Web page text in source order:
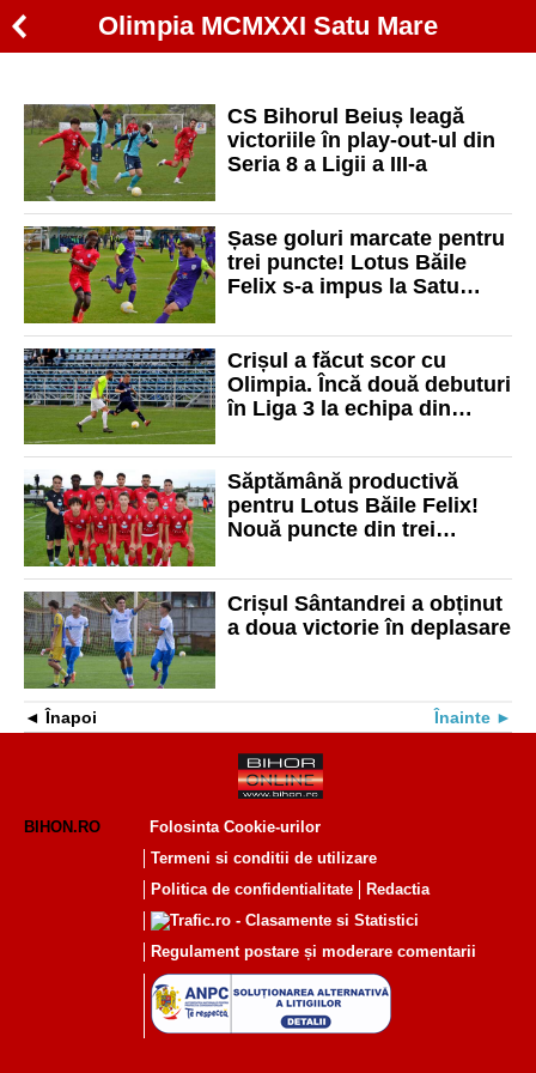
Olimpia MCMXXI Satu Mare
CS Bihorul Beiuș leagă
victoriile în play-out-ul din
Seria 8 a Ligii a III-a
Șase goluri marcate pentru
trei puncte! Lotus Băile
Felix s-a impus la Satu
Crișul a făcut scor cu
Olimpia. Încă două debuturi
în Liga 3 la echipa din
Săptămână productivă
pentru Lotus Băile Felix!
Nouă puncte din trei
Crișul Sântandrei a obținut
a doua victorie în deplasare
Înapoi Înainte
BIHON.RO
Folosinta Cookie-urilor
Termeni si conditii de utilizare
Politica de confidentialitate
Redactia
Regulament postare și moderare comentarii